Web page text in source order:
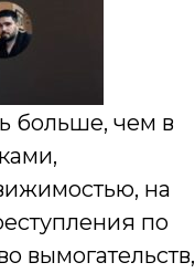
больше, чем в
на
по
вымогательств,